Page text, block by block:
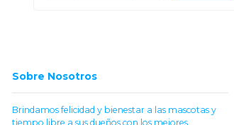
Sobre Nosotros
Brindamos felicidad y bienestar a las mascotas y
tiempo libre a sus dueños con los mejores